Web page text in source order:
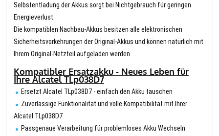
Selbstentladung der Akkus sorgt bei Nichtgebrauch für geringen
Energieverlust.
Die kompatiblen Nachbau-Akkus besitzen alle elektronischen
Sicherheitsvorkehrungen der Original-Akkus und können natürlich mit
Ihrem Original-Netzteil aufgeladen werden.
Kompatibler Ersatzakku - Neues Leben für
Ihre Alcatel TLp038D7
Ersetzt Alcatel TLp038D7 - einfach den Akku tauschen
Zuverlässige Funktionalität und volle Kompatibilität mit Ihrer
Alcatel TLp038D7
Passgenaue Verarbeitung für problemloses Akku Wechseln